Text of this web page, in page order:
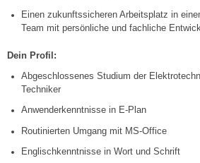
Einen zukunftssicheren Arbeitsplatz in
Team mit persönliche und fachliche
Dein Profil:
Abgeschlossenes Studium der
Techniker
Anwenderkenntnisse in E-Plan
Routinierten Umgang mit MS-Office
Englischkenntnisse in Wort und Schrift